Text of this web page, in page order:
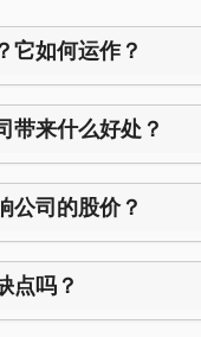
它如何运作？
带来什么好处？
公司的股价？
点吗？